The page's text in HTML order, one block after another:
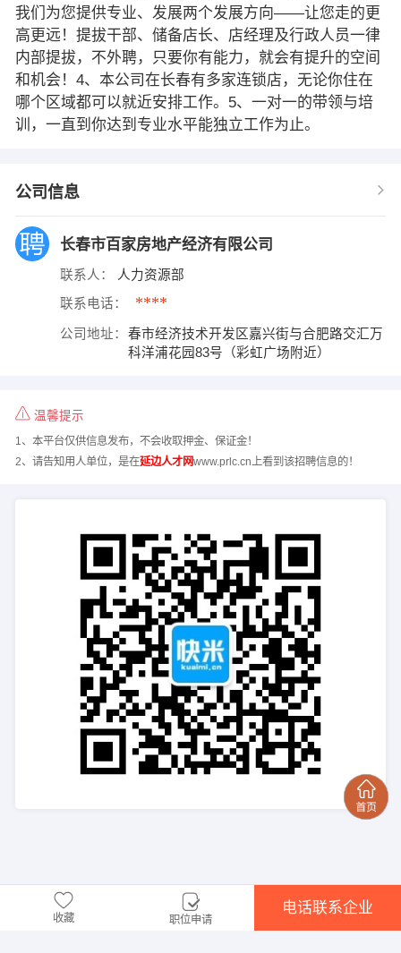
我们为您提供专业、发展两个发展方向——让您走的更
高更远！提拔干部、储备店长、店经理及行政人员一律
内部提拔，不外聘，只要你有能力，就会有提升的空间
和机会！4、本公司在长春有多家连锁店，无论你住在
哪个区域都可以就近安排工作。5、一对一的带领与培
训，一直到你达到专业水平能独立工作为止。
公司信息
长春市百家房地产经济有限公司
联系人： 人力资源部
联系电话： ****
公司地址：
春市经济技术开发区嘉兴街与合肥路交汇万
科洋浦花园83号（彩虹广场附近）
温馨提示
1、本平台仅供信息发布，不会收取押金、保证金！
2、请告知用人单位，是在延边人才网www.prlc.cn上看到该招聘信息的！
收藏 职位申请
电话联系企业